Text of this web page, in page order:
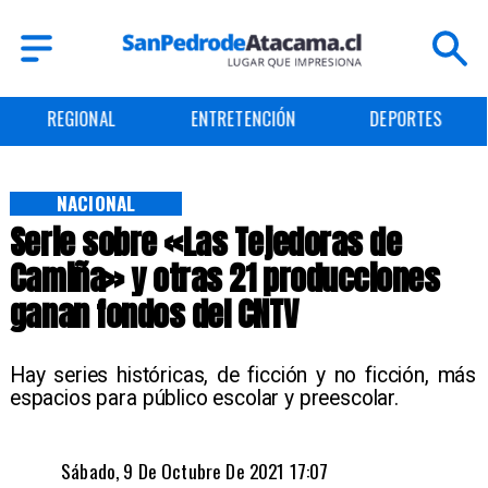
ENTRETENCIÓN DEPORTES CULTURA
Serie sobre «Las Tejedoras de
Camiña» y otras 21 producciones
ganan fondos del CNTV
Hay series históricas, de ficción y no ficción, más
espacios para público escolar y preescolar.
NACIONAL
Sábado, 9 De Octubre De 2021 17:07